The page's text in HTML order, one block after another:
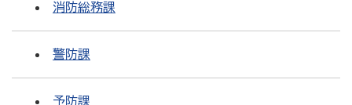
消防総務課
警防課
予防課